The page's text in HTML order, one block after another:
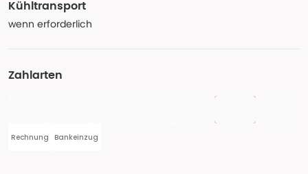
Kühltransport
wenn erforderlich
Zahlarten
Rechnung Bankeinzug